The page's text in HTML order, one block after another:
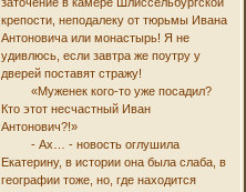
крепости, неподалеку от тюрьмы Ивана
Антоновича или монастырь! Я не
удивлюсь, если завтра же поутру у
дверей поставят стражу!
«Муженек кого-то уже посадил?
Кто этот несчастный Иван
Антонович?!»
- Ах… - новость оглушила
Екатерину, в истории она была слаба, в
географии тоже, но, где находится